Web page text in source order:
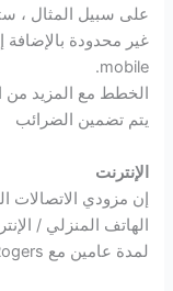
mobile.
يتم تضمين الضرائب
الإنترنت
إن مزودي الاتصالات
لمدة عامين مع Rogers أو Bill